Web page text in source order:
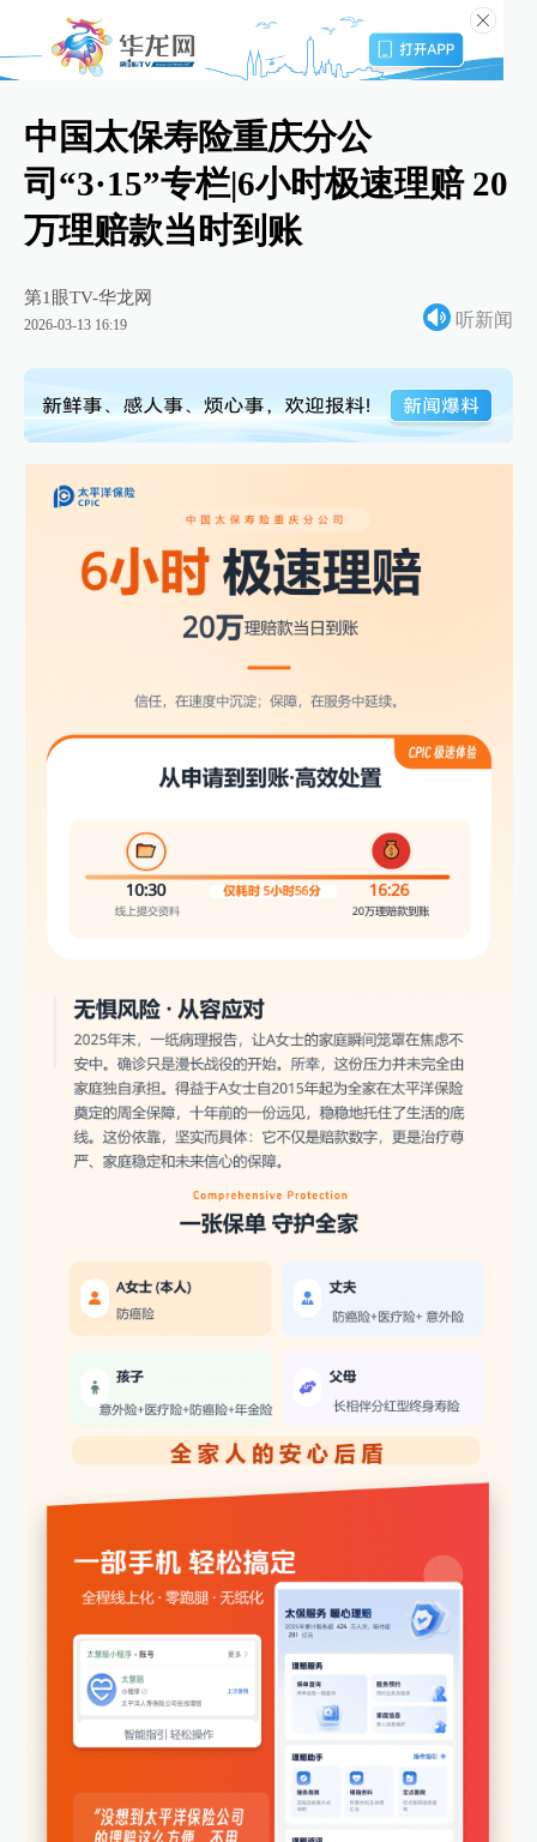
中国太保寿险重庆分公
司“3·15”专栏|6小时极速理赔 20
万理赔款当时到账
第1眼TV-华龙网
2026-03-13 16:19 听新闻